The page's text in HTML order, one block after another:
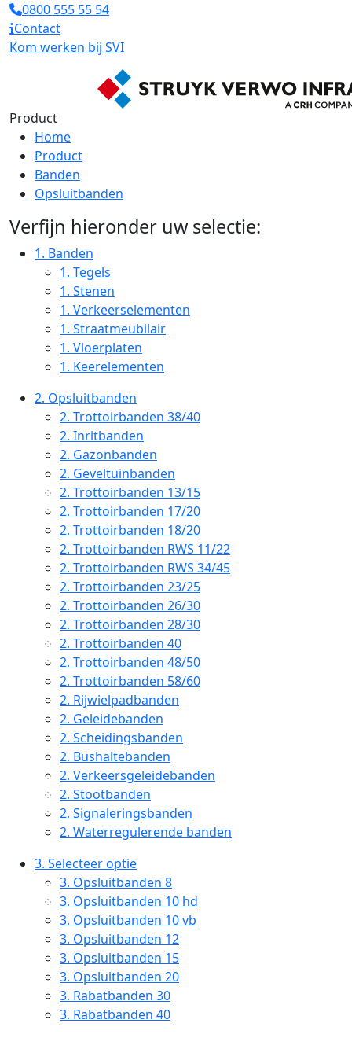
0800 555 55 54
Contact
Kom werken bij SVI
Product
Home
Product
Banden
Opsluitbanden
Verfijn hieronder uw selectie:
1. Banden
1. Tegels
1. Stenen
1. Verkeerselementen
1. Straatmeubilair
1. Vloerplaten
1. Keerelementen
2. Opsluitbanden
2. Trottoirbanden 38/40
2. Inritbanden
2. Gazonbanden
2. Geveltuinbanden
2. Trottoirbanden 13/15
2. Trottoirbanden 17/20
2. Trottoirbanden 18/20
2. Trottoirbanden RWS 11/22
2. Trottoirbanden RWS 34/45
2. Trottoirbanden 23/25
2. Trottoirbanden 26/30
2. Trottoirbanden 28/30
2. Trottoirbanden 40
2. Trottoirbanden 48/50
2. Trottoirbanden 58/60
2. Rijwielpadbanden
2. Geleidebanden
2. Scheidingsbanden
2. Bushaltebanden
2. Verkeersgeleidebanden
2. Stootbanden
2. Signaleringsbanden
2. Waterregulerende banden
3. Selecteer optie
3. Opsluitbanden 8
3. Opsluitbanden 10 hd
3. Opsluitbanden 10 vb
3. Opsluitbanden 12
3. Opsluitbanden 15
3. Opsluitbanden 20
3. Rabatbanden 30
3. Rabatbanden 40